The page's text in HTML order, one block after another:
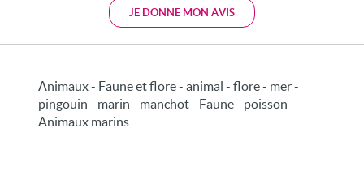
JE DONNE MON AVIS
Animaux - Faune et flore - animal - flore - mer -
pingouin - marin - manchot - Faune - poisson -
Animaux marins